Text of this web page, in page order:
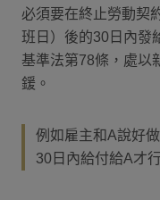
必須要在終止勞動契
班日）後的30日內發
基準法第78條，處以
鍰。
例如雇主和A說好
30日內給付給A才